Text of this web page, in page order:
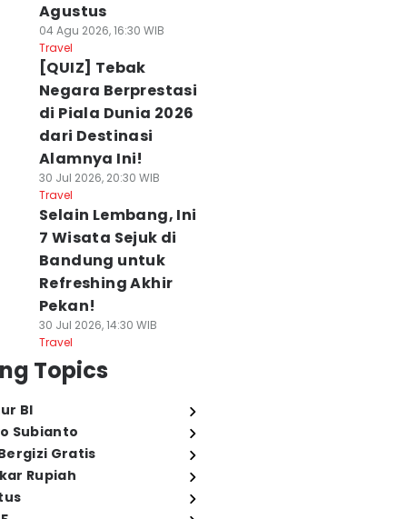
Agustus
04 Agu 2026, 16:30 WIB
Travel
[QUIZ] Tebak
Negara Berprestasi
di Piala Dunia 2026
dari Destinasi
Alamnya Ini!
30 Jul 2026, 20:30 WIB
Travel
Selain Lembang, Ini
7 Wisata Sejuk di
Bandung untuk
Refreshing Akhir
Pekan!
30 Jul 2026, 14:30 WIB
Travel
Topics
BI
Subianto
Gratis
Rupiah